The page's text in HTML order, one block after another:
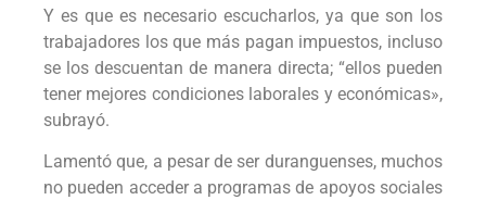
Y es que es necesario escucharlos, ya que son los
trabajadores los que más pagan impuestos, incluso
se los descuentan de manera directa; “ellos pueden
tener mejores condiciones laborales y económicas»,
subrayó.
Lamentó que, a pesar de ser duranguenses, muchos
no pueden acceder a programas de apoyos sociales